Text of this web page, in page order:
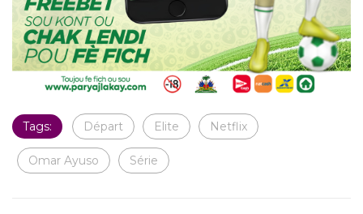
Tags: Départ Elite Netflix
Omar Ayuso Série